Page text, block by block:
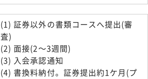
(1) 証券以外の書類コースへ提出(審
査)
(2) 面接(2～3週間)
(3) 入会承認通知
(4) 書換料納付。証券提出約1ケ月(プ